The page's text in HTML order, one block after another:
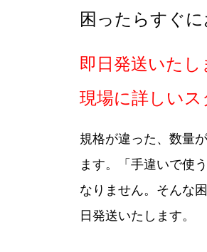
困ったらすぐに
即日発送いたし
現場に詳しいス
規格が違った、数量
ます。「手違いで使
なりません。そんな
日発送いたします。